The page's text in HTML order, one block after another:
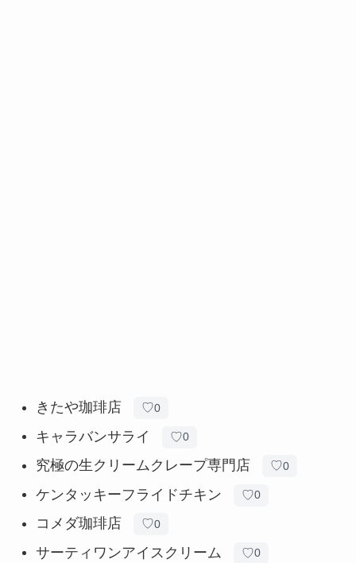
きたや珈琲店 ♡0
キャラバンサライ ♡0
究極の生クリームクレープ専門店 ♡0
ケンタッキーフライドチキン ♡0
コメダ珈琲店 ♡0
サーティワンアイスクリーム ♡0